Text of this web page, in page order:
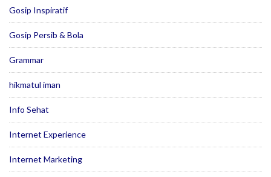
Gosip Inspiratif
Gosip Persib & Bola
Grammar
hikmatul iman
Info Sehat
Internet Experience
Internet Marketing